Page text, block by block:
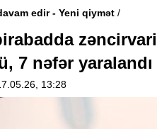
davam edir - Yeni qiymət
7 nəfər yaralandı
13:28